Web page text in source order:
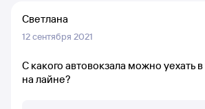
Светлана
12 сентября 2021
С какого автовокзала можно уехать
на лайне?